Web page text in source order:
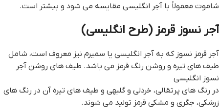
شاموت معمولاً با آجر انگلیسی مقایسه می شود و بیشتر است.
آجر نسوز قرمز (طرح انگلیسی)
آجر قرمز نسوز که به آجر انگلیسی یا سمیرم نیز معروف است، شامل
طیف های تیره و روشن رنگ قرمز می باشد. طیف های روشن آجر
نسوز انگلیسی
در رنگ های پرتقالی، خردلی و گلبهی و طیف های تیره آن در رنگ های
زرشکی، جگری و مشکی قرمز تولید می شوند.